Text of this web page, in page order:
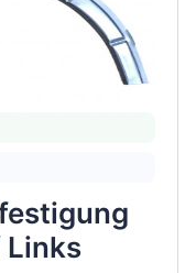
Links